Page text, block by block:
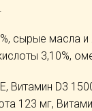
сырые масла и
3,10%,
Витамин D3
123 мг,